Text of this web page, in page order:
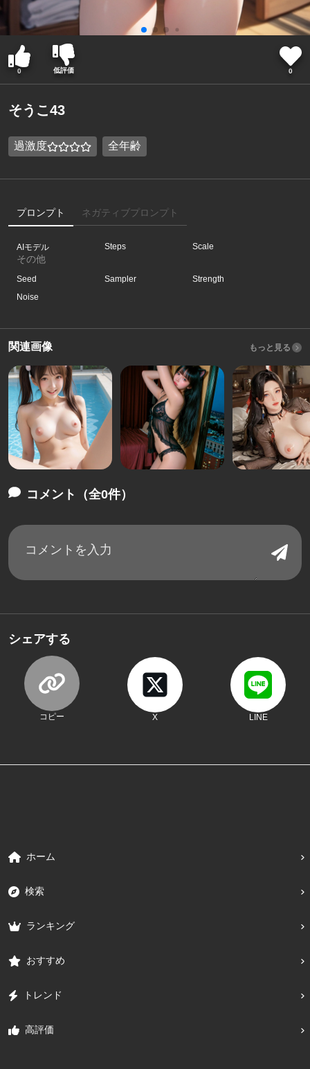
0 低評価 0
そうこ43
過激度 全年齢
プロンプト ネガティブプロンプト
AIモデル
その他
Steps Scale
Seed Sampler
Strength
Noise
関連画像 もっと見る
コメント（全0件）
シェアする
コピー X LINE
ホーム
検索
ランキング
おすすめ
トレンド
高評価